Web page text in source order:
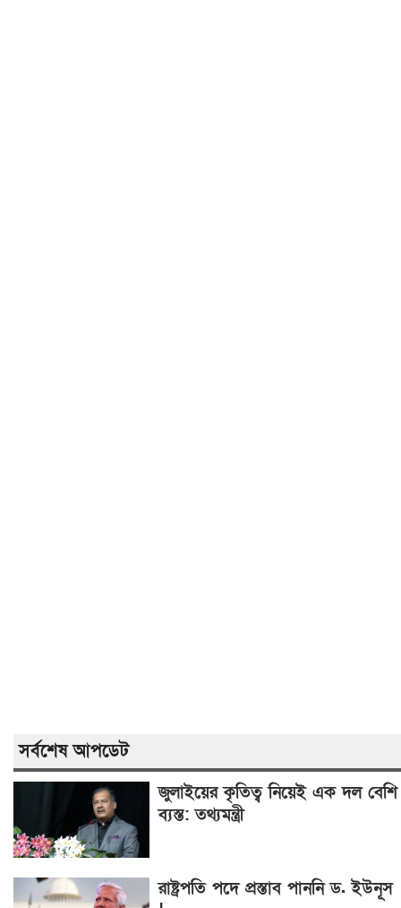
সর্বশেষ আপডেট
জুলাইয়ের কৃতিত্ব নিয়েই এক দল বেশি
ব্যস্ত: তথ্যমন্ত্রী
রাষ্ট্রপতি পদে প্রস্তাব পাননি ড. ইউনূস